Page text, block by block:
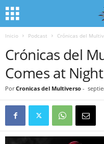
Inicio Podcast Crónicas del
Crónicas del
Comes at Night
Por Cronicas del Multiverso -